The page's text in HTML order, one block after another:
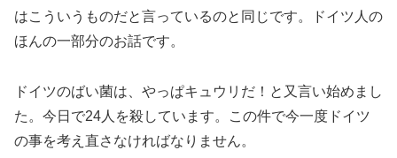
はこういうものだと言っているのと同じです。ドイツ人の
ほんの一部分のお話です。
ドイツのばい菌は、やっぱキュウリだ！と又言い始めまし
た。今日で24人を殺しています。この件で今一度ドイツ
の事を考え直さなければなりません。